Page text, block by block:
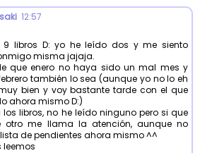
12:57
9 libros D: yo he leído dos y me siento
misma jajaja.
que enero no haya sido un mal mes y
también lo sea (aunque yo no lo eh
bien y voy bastante tarde con el que
ahora mismo D:)
los libros, no he leído ninguno pero si que
otro me llama la atención, aunque no
de pendientes ahora mismo ^^
leemos